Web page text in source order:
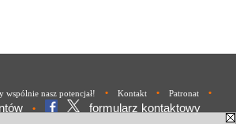
wspólnie nasz potencjał! • Kontakt • Patronat •
• formularz kontaktowy